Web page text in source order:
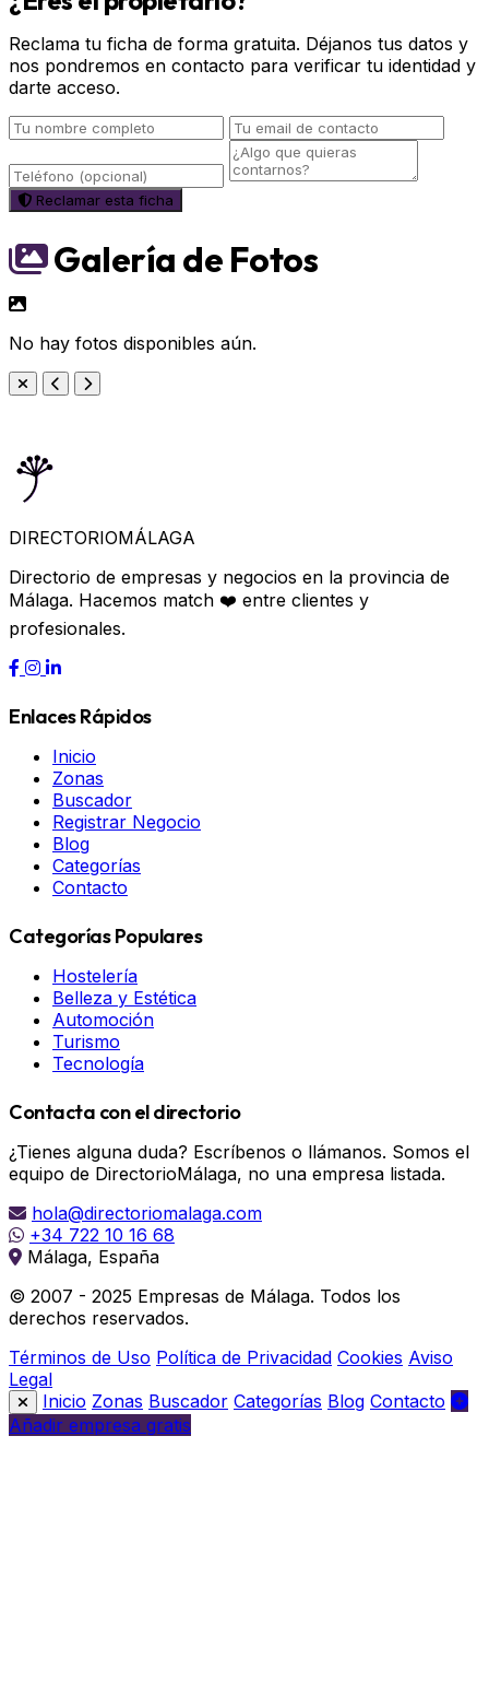
Reclama tu ficha de forma gratuita. Déjanos tus datos y
nos pondremos en contacto para verificar tu identidad y
darte acceso.
Reclamar esta ficha
Galería de Fotos
No hay fotos disponibles aún.
DIRECTORIOMÁLAGA
Directorio de empresas y negocios en la provincia de
Málaga. Hacemos match ❤️ entre clientes y
profesionales.
Enlaces Rápidos
Inicio
Zonas
Buscador
Registrar Negocio
Blog
Categorías
Contacto
Categorías Populares
Hostelería
Belleza y Estética
Automoción
Turismo
Tecnología
Contacta con el directorio
¿Tienes alguna duda? Escríbenos o llámanos. Somos el
equipo de DirectorioMálaga, no una empresa listada.
hola@directoriomalaga.com
+34 722 10 16 68
Málaga, España
© 2007 - 2025 Empresas de Málaga. Todos los
derechos reservados.
Términos de Uso Política de Privacidad Cookies Aviso
Legal
Inicio Zonas Buscador Categorías Blog Contacto
Añadir empresa gratis